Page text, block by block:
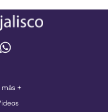
más +